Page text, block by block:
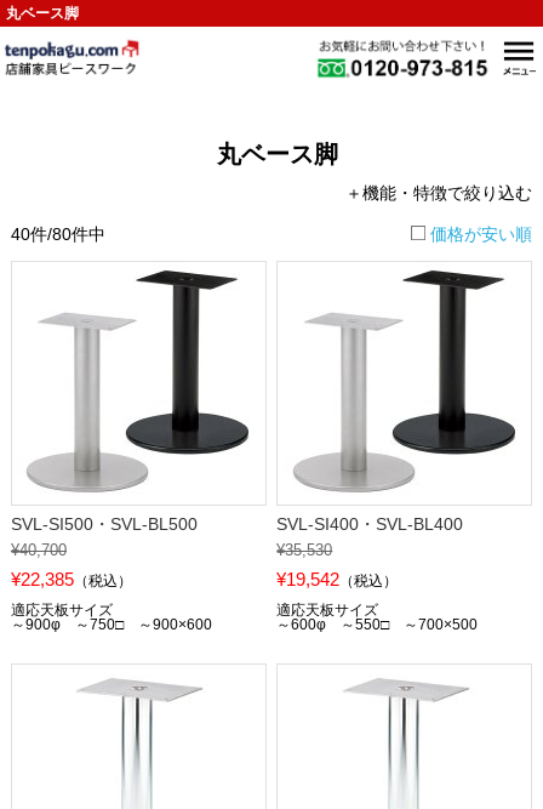
丸ベース脚
丸ベース脚
＋機能・特徴で絞り込む
40件/80件中 価格が安い順
SVL-SI500・SVL-BL500
¥40,700
¥22,385（税込）
適応天板サイズ
～900φ ～750□ ～900×600
SVL-SI400・SVL-BL400
¥35,530
¥19,542 （税込）
適応天板サイズ
～600φ ～550□ ～700×500